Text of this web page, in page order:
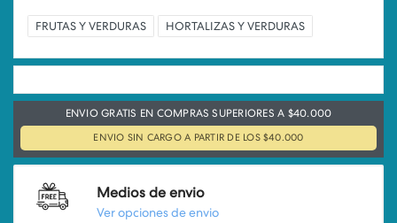
FRUTAS Y VERDURAS HORTALIZAS Y VERDURAS
ENVIO GRATIS EN COMPRAS SUPERIORES A $40.000
ENVIO SIN CARGO A PARTIR DE LOS $40.000
Medios de envio
Ver opciones de envio